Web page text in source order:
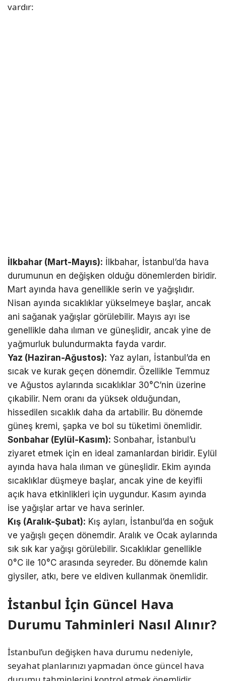
vardır:
İlkbahar (Mart-Mayıs): İlkbahar, İstanbul’da hava
durumunun en değişken olduğu dönemlerden biridir.
Mart ayında hava genellikle serin ve yağışlıdır.
Nisan ayında sıcaklıklar yükselmeye başlar, ancak
ani sağanak yağışlar görülebilir. Mayıs ayı ise
genellikle daha ılıman ve güneşlidir, ancak yine de
yağmurluk bulundurmakta fayda vardır.
Yaz (Haziran-Ağustos): Yaz ayları, İstanbul’da en
sıcak ve kurak geçen dönemdir. Özellikle Temmuz
ve Ağustos aylarında sıcaklıklar 30°C’nin üzerine
çıkabilir. Nem oranı da yüksek olduğundan,
hissedilen sıcaklık daha da artabilir. Bu dönemde
güneş kremi, şapka ve bol su tüketimi önemlidir.
Sonbahar (Eylül-Kasım): Sonbahar, İstanbul’u
ziyaret etmek için en ideal zamanlardan biridir. Eylül
ayında hava hala ılıman ve güneşlidir. Ekim ayında
sıcaklıklar düşmeye başlar, ancak yine de keyifli
açık hava etkinlikleri için uygundur. Kasım ayında
ise yağışlar artar ve hava serinler.
Kış (Aralık-Şubat): Kış ayları, İstanbul’da en soğuk
ve yağışlı geçen dönemdir. Aralık ve Ocak aylarında
sık sık kar yağışı görülebilir. Sıcaklıklar genellikle
0°C ile 10°C arasında seyreder. Bu dönemde kalın
giysiler, atkı, bere ve eldiven kullanmak önemlidir.
İstanbul İçin Güncel Hava
Durumu Tahminleri Nasıl Alınır?
İstanbul’un değişken hava durumu nedeniyle,
seyahat planlarınızı yapmadan önce güncel hava